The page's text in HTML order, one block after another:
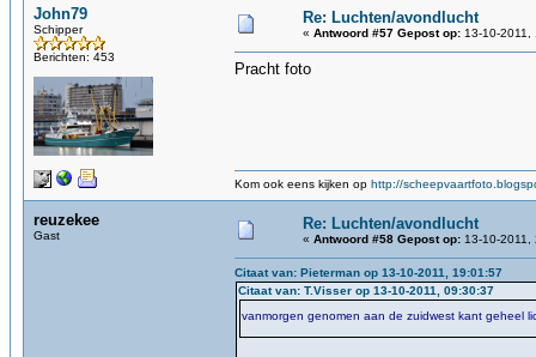
John79
Schipper
Berichten: 453
Re: Luchten/avondlucht
« Antwoord #57 Gepost op: 13-10-
Pracht foto
Kom ook eens kijken op http://
reuzekee
Gast
Re: Luchten/avondlucht
« Antwoord #58 Gepost op: 13-10-
Citaat van: Pieterman op 13-10-2011, 19:01:57
Citaat van: T.Visser op 13-10-2011, 09:30:37
vanmorgen genomen aan de zuidwest kant geheel